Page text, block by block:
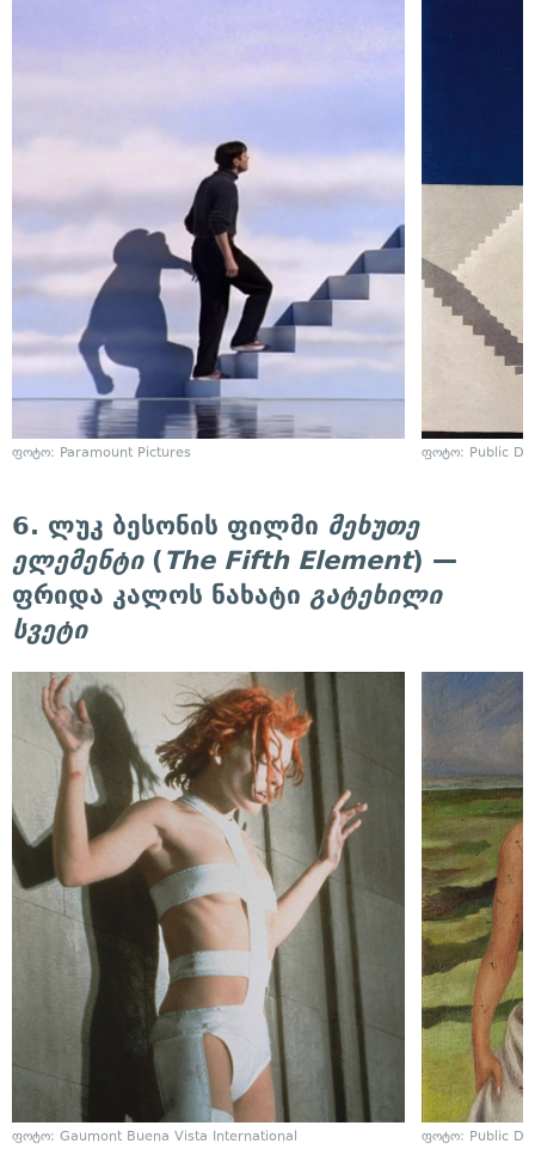
ფოტო: Paramount Pictures ფოტო: Public
6. ლუკ ბესონის ფილმი მეხუთე
ელემენტი( The Fifth Element) —
ფრიდა კალოს ნახატი გატეხილი
სვეტი
ფოტო: Gaumont Buena Vista International ფოტო: Public